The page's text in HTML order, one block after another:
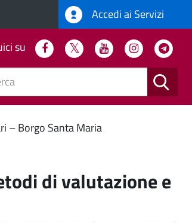
Accedi ai Servizi
su FacebookTwitter Youtube Instagram
– Borgo Santa Maria
di valutazione e